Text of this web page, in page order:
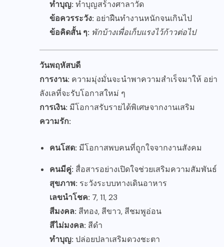
ทำบุญ: ทำบุญสร้างศาลาวัด
ข้อควรระวัง: อย่าฝืนทำงานหนักจนเกินไป
ข้อคิดสั้น ๆ: พักบ้างเพื่อเก็บแรงไว้ก้าวต่อไป
วันพฤหัสบดี
การงาน: ความมุ่งมั่นจะนำพาความสำเร็จมาให้ อย่า
ลังเลที่จะรับโอกาสใหม่ ๆ
การเงิน: มีโอกาสรับรายได้พิเศษจากงานเสริม
ความรัก:
คนโสด: มีโอกาสพบคนที่ถูกใจจากงานสังคม
คนมีคู่: สื่อสารอย่างเปิดใจช่วยเสริมความสัมพันธ์
สุขภาพ: ระวังระบบทางเดินอาหาร
เลขนำโชค: 7, 11, 23
สีมงคล: สีทอง, สีขาว, สีชมพูอ่อน
สีไม่มงคล: สีดำ
ทำบุญ: ปล่อยปลาเสริมดวงชะตา